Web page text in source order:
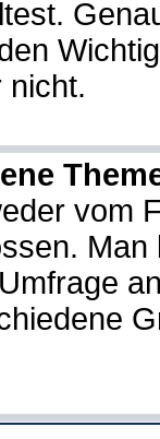
nicht.
vom